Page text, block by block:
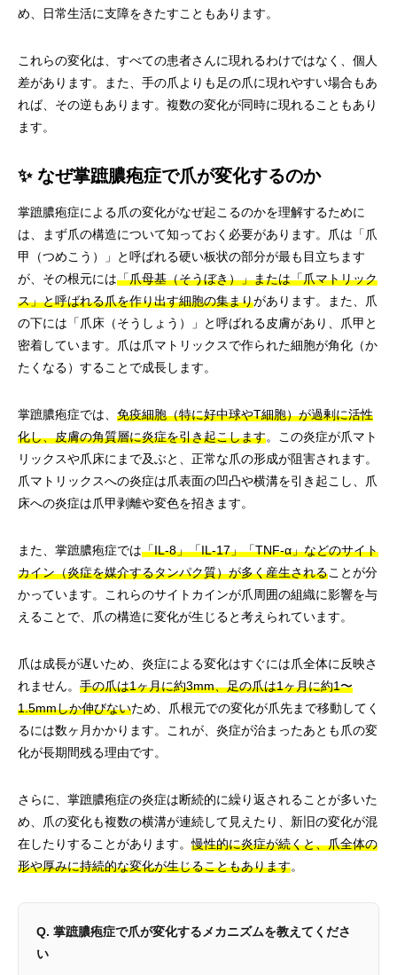
め、日常生活に支障をきたすこともあります。
これらの変化は、すべての患者さんに現れるわけではなく、個人
差があります。また、手の爪よりも足の爪に現れやすい場合もあ
れば、その逆もあります。複数の変化が同時に現れることもあり
ます。
✨ なぜ掌蹠膿疱症で爪が変化するのか
掌蹠膿疱症による爪の変化がなぜ起こるのかを理解するために
は、まず爪の構造について知っておく必要があります。爪は「爪
甲（つめこう）」と呼ばれる硬い板状の部分が最も目立ちます
が、その根元には「爪母基（そうぼき）」または「爪マトリック
ス」と呼ばれる爪を作り出す細胞の集まりがあります。また、爪
の下には「爪床（そうしょう）」と呼ばれる皮膚があり、爪甲と
密着しています。爪は爪マトリックスで作られた細胞が角化（か
たくなる）することで成長します。
掌蹠膿疱症では、 免疫細胞（特に好中球やT細胞）が過剰に活性
化し、皮膚の角質層に炎症を引き起こします。この炎症が爪マト
リックスや爪床にまで及ぶと、正常な爪の形成が阻害されます。
爪マトリックスへの炎症は爪表面の凹凸や横溝を引き起こし、爪
床への炎症は爪甲剥離や変色を招きます。
また、掌蹠膿疱症では「IL-8」「IL-17」「TNF-α」などのサイト
カイン（炎症を媒介するタンパク質）が多く産生されることが分
かっています。これらのサイトカインが爪周囲の組織に影響を与
えることで、爪の構造に変化が生じると考えられています。
爪は成長が遅いため、炎症による変化はすぐには爪全体に反映さ
れません。 手の爪は1ヶ月に約3mm、足の爪は1ヶ月に約1〜
1.5mmしか伸びないため、爪根元での変化が爪先まで移動してく
るには数ヶ月かかります。これが、炎症が治まったあとも爪の変
化が長期間残る理由です。
さらに、掌蹠膿疱症の炎症は断続的に繰り返されることが多いた
め、爪の変化も複数の横溝が連続して見えたり、新旧の変化が混
在したりすることがあります。慢性的に炎症が続くと、爪全体の
形や厚みに持続的な変化が生じることもあります。
Q. 掌蹠膿疱症で爪が変化するメカニズムを教えてくださ
い